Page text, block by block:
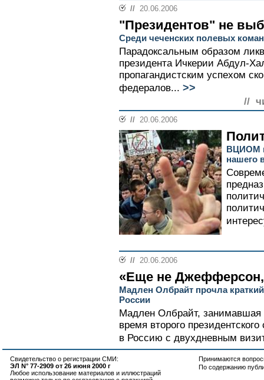
// 20.06.2006
"Президентов" не
Среди чеченских полевых
Парадоксальным образом
президента Ичкерии Абдул-
пропагандистским успехом
федералов... >>
//
// 20.06.2006
ВЦИОМ
нашего
// 20.06.2006
«Еще не
Мадлен Олбрайт прочла
России
Мадлен Олбрайт, занимавшая
время второго
в Россию с двухдневным
Свидетельство о регистрации СМИ:
ЭЛ N° 77-2909 от 26 июня 2000 г
Любое использование материалов и иллюстраций
Принимаются
По содержанию